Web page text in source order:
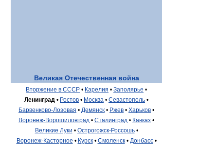
Великая Отечественная война
Вторжение в СССР • Карелия • Заполярье •
Ленинград • Ростов • Москва • Севастополь •
Барвенково-Лозовая • Демянск • Ржев • Харьков •
Воронеж-Ворошиловград • Сталинград • Кавказ •
Великие Луки • Острогожск-Россошь•
Воронеж-Касторное • Курск• Смоленск• Донбасс•